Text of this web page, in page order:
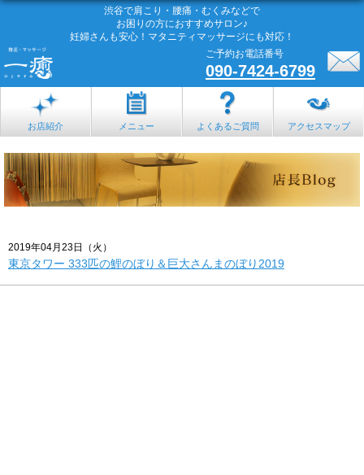
渋谷で肩こり・腰痛・むくみなどで
お困りの方におすすめサロン♪
妊婦さんも安心！マタニティマッサージにも対応！
ご予約お電話番号
090-7424-6799
お店紹介 メニュー よくあるご質問 アクセスマップ
2019年04月23日（火）
東京タワー 333匹の鯉のぼり＆巨大さんまのぼり2019